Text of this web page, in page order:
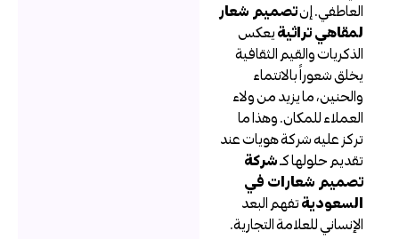
العاطفي. إنتصميم شعار
لمقاهي تراثية يعكس
الذكريات والقيم الثقافية
يخلق شعوراً بالانتماء
والحنين، ما يزيد من ولاء
العملاء للمكان. وهذا ما
تركز عليه شركة هويات عند
تقديم حلولها كـشركة
تصميم شعارات في
السعوديةتفهم البعد
الإنساني للعلامة التجارية.